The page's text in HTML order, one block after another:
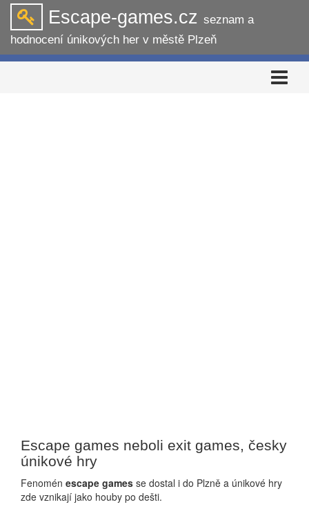
Escape-games.cz seznam a
hodnocení únikových her v městě Plzeň
Rozbalit
navigaci
Escape games neboli exit games, česky
únikové hry
Fenomén escape games se dostal i do Plzně a únikové hry
zde vznikají jako houby po dešti.